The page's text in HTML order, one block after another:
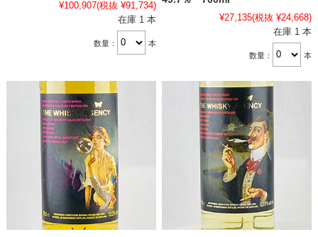
¥100,907(税抜 ¥91,734)
在庫 1 本
数量： 本
¥27,135(税抜 ¥24,668)
在庫 1 本
数量： 本